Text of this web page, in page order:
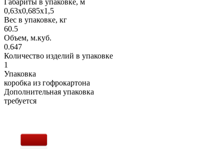
0,63х0,685х1,5
Вес в упаковке, кг
60.5
Объем, м.куб.
0.647
Количество изделий в упаковке
1
Упаковка
коробка из гофрокартона
Дополнительная упаковка
требуется